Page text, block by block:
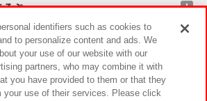
そぶ
ペーン
identifiers such as cookies to
to personalize content and ads. We
your use of our website with our
partners, who may combine it with
you have provided to them or that they
your use of their services. Please click